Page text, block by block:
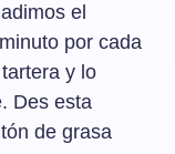
el
por cada
y lo
Des esta
de grasa